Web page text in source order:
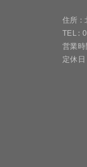
住所 :
TEL :
営業
定休日